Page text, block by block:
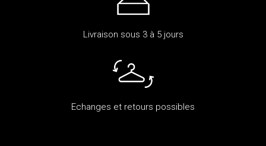
Livraison sous 3 à 5 jours
Echanges et retours possibles